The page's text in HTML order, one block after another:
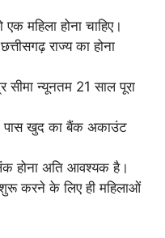
महिला होना चाहिए।
राज्य का होना
न्यूनतम 21 साल पूरा
पास खुद का बैंक अकाउंट
होना अति आवश्यक है।
करने के लिए ही महिलाओं